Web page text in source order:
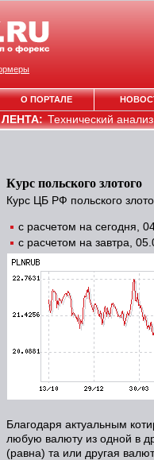
ЛЕНТА:Технический
Курс польского злотого
Курс ЦБ РФ польского
с расчетом на сегодня,
с расчетом на завтра,
Благодаря актуальным
любую валюту из одной в
(равна) та или другая
О ПОРТАЛЕ